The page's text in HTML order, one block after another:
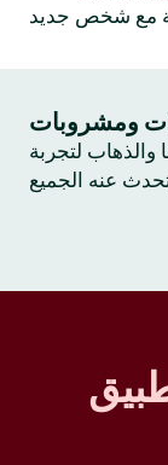
ومشروبات
لتجربة